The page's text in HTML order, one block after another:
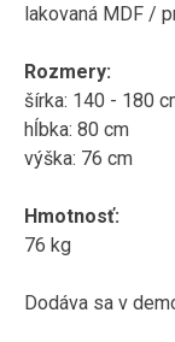
lakovaná MDF /
Rozmery:
šírka: 140 - 180
hĺbka: 80 cm
výška: 76 cm
Hmotnosť:
76 kg
Dodáva sa v